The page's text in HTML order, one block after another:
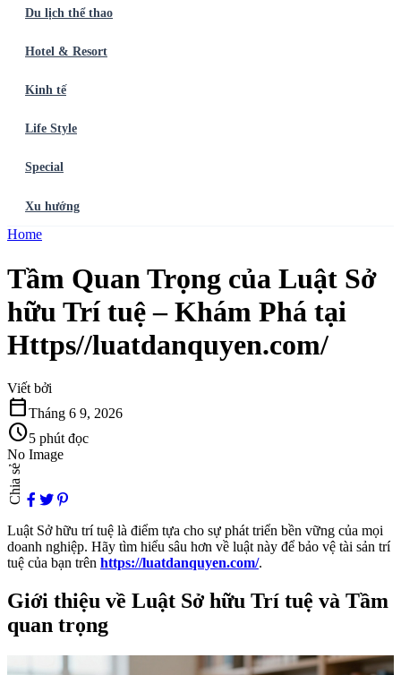
Du lịch thể thao
Hotel & Resort
Kinh tế
Life Style
Special
Xu hướng
Trang chủ
KÝ NGAY
Home
Tầm Quan Trọng của Luật Sở
hữu Trí tuệ – Khám Phá tại
Https//luatdanquyen.com/
Viết bởi
calendar_todayTháng 6 9, 2026
schedule5 phút đọc
No Image
Chia sẻ
Luật Sở hữu trí tuệ là điểm tựa cho sự phát triển bền vững của mọi
doanh nghiệp. Hãy tìm hiểu sâu hơn về luật này để bảo vệ tài sản trí
tuệ của bạn trên https://luatdanquyen.com/.
Giới thiệu về Luật Sở hữu Trí tuệ và Tầm
quan trọng